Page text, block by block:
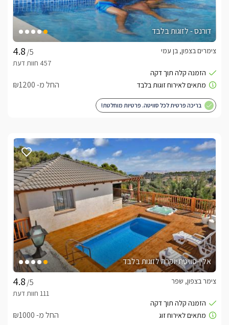
דורנס - לזוגות בלבד
/5
צימרים בצפון, בן עמי
החל מ- ₪1200
בריכה פרטית לכל סוויטה. פרטיות מוחלטת!
אלין-סוויטת יוקרה לזוגות בלבד
/5
צימר בצפון, שפר
החל מ- ₪1000